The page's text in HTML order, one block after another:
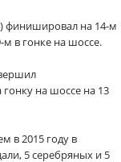
финишировал на 14-м
м в гонке на шоссе.
на шоссе на 13
в 2015 году в
5 серебряных и 5